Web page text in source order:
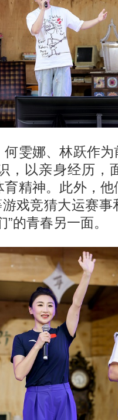
雯娜、林跃作为
，以亲身经历，
精神。此外，
戏竞猜大运赛
的青春另一面。